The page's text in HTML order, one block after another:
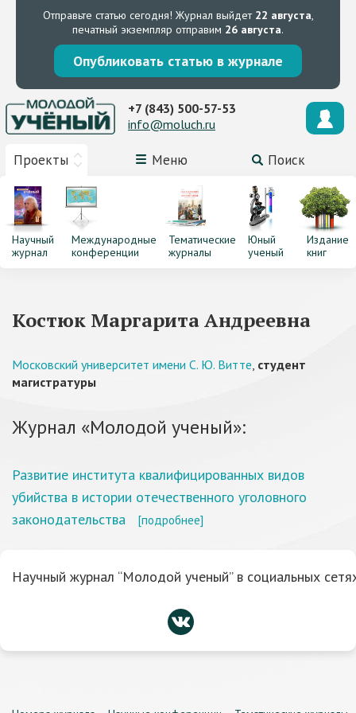
Отправьте статью сегодня! Журнал выйдет 22 августа,
печатный экземпляр отправим 26 августа.
Опубликовать статью в журнале
Проекты Меню Поиск
+7 (843) 500-57-53
info@moluch.ru
Научный
журнал
Международные
конференции
Тематические
журналы
Юный
ученый
Издание
книг
Костюк Маргарита Андреевна
Московский университет имени С. Ю. Витте, студент
магистратуры
Журнал «Молодой ученый»:
Развитие института квалифицированных видов
убийства в истории отечественного уголовного
законодательства
[подробнее]
Научный журнал “Молодой ученый” в социальных